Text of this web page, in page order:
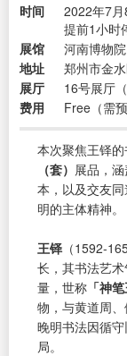
时间
2022年7
提前1小时
展馆
河南博物院
地址
郑州市金
展厅
16号展厅
费用
Free（需
本次聚焦王铎
（套） 展品，
本，以及交友
明的主体精神。
王铎 （1592-
长，其书法艺
量，世称 「神
物，与黄道周
晚明书法因循
局。